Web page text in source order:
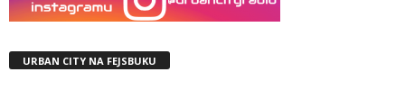
URBAN CITY NA FEJSBUKU